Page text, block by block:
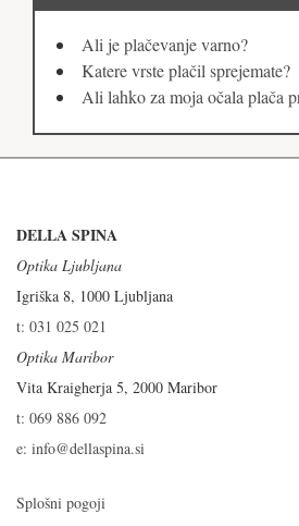
Ali je plačevanje varno?
Katere vrste plačil sprejemate?
Ali lahko za moja očala plača
DELLA SPINA
Optika Ljubljana
Igriška 8, 1000 Ljubljana
t: 031 025 021
Optika Maribor
Vita Kraigherja 5, 2000 Maribor
t: 069 886 092
e: info@dellaspina.si
Splošni pogoji